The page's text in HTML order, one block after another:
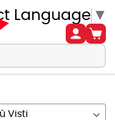
Language ▼